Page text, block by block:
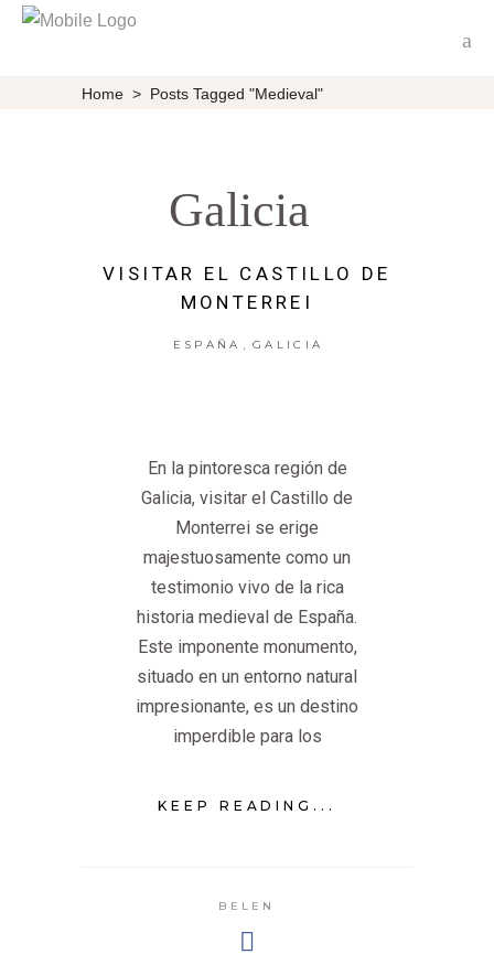
Home > Posts Tagged "medieval"
Galicia
VISITAR EL CASTILLO DE
MONTERREI
ESPAÑA , GALICIA
En la pintoresca región de
Galicia, visitar el Castillo de
Monterrei se erige
majestuosamente como un
testimonio vivo de la rica
historia medieval de España.
Este imponente monumento,
situado en un entorno natural
impresionante, es un destino
imperdible para los
KEEP READING...
BELEN